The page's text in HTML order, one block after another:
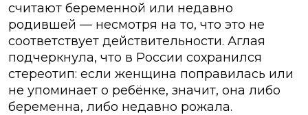
считают беременной или недавно
родившей — несмотря на то, что это не
соответствует действительности. Аглая
подчеркнула, что в России сохранился
стереотип: если женщина поправилась или
не упоминает о ребёнке, значит, она либо
беременна, либо недавно рожала.